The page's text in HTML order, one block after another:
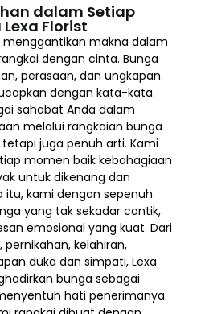
dalam Setiap
Florist
makna dalam
dengan cinta. Bunga
perasaan, dan ungkapan
dengan kata-kata.
sahabat Anda dalam
melalui rangkaian bunga
juga penuh arti. Kami
momen baik kebahagiaan
untuk dikenang dan
itu, kami dengan sepenuh
yang tak sekadar cantik,
emosional yang kuat. Dari
kelahiran,
duka dan simpati, Lexa
bunga sebagai
hati penerimanya.